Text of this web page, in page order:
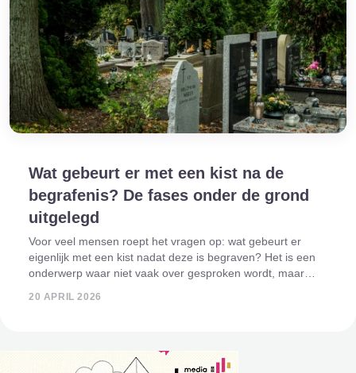
Wat gebeurt er met een kist na de
begrafenis? De fases onder de grond
uitgelegd
Voor veel mensen roept het vragen op: wat gebeurt er
eigenlijk met een kist nadat deze is begraven? Het is een
onderwerp waar niet vaak over gesproken wordt, maar
20 APRIL 2026